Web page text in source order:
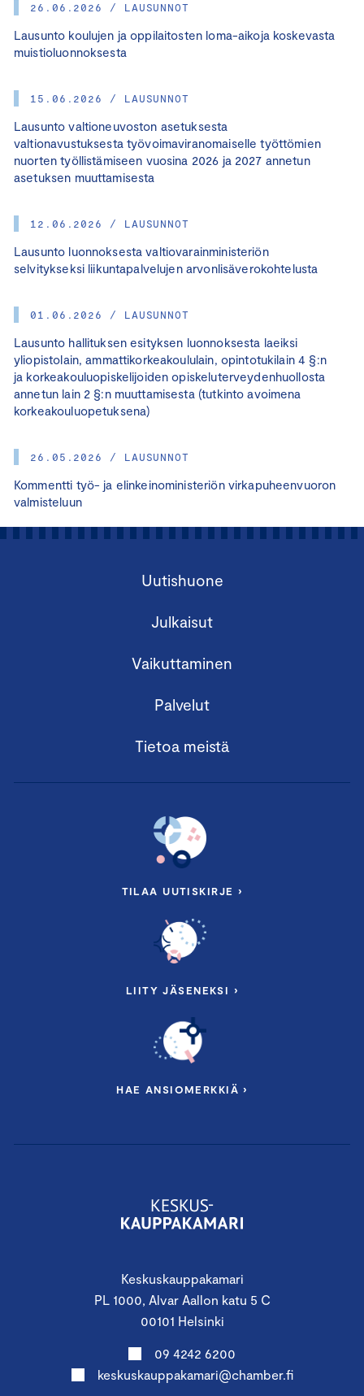
26.06.2026 / LAUSUNNOT
Lausunto koulujen ja oppilaitosten loma-aikoja koskevasta
muistioluonnoksesta
15.06.2026 / LAUSUNNOT
Lausunto valtioneuvoston asetuksesta
valtionavustuksesta työvoimaviranomaiselle työttömien
nuorten työllistämiseen vuosina 2026 ja 2027 annetun
asetuksen muuttamisesta
12.06.2026 / LAUSUNNOT
Lausunto luonnoksesta valtiovarainministeriön
selvitykseksi liikuntapalvelujen arvonlisäverokohtelusta
01.06.2026 / LAUSUNNOT
Lausunto hallituksen esityksen luonnoksesta laeiksi
yliopistolain, ammattikorkeakoululain, opintotukilain 4 §:n
ja korkeakouluopiskelijoiden opiskeluterveydenhuollosta
annetun lain 2 §:n muuttamisesta (tutkinto avoimena
korkeakouluopetuksena)
26.05.2026 / LAUSUNNOT
Kommentti työ- ja elinkeinoministeriön virkapuheenvuoron
valmisteluun
Keskuskauppakamari
PL 1000, Alvar Aallon katu 5 C
00101 Helsinki
09 4242 6200
keskuskauppakamari@chamber.fi
Uutishuone
Julkaisut
Vaikuttaminen
Palvelut
Tietoa meistä
TILAA UUTISKIRJE ›
LIITY JÄSENEKSI ›
HAE ANSIOMERKKIÄ ›